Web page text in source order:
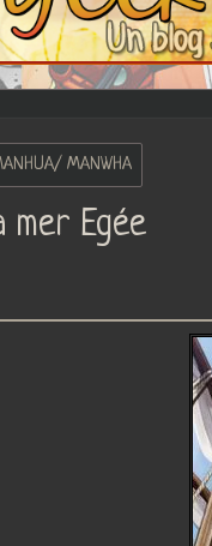
MANWHA
Egée